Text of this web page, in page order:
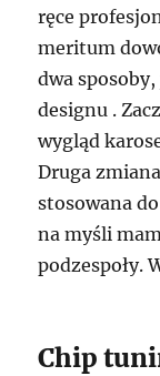
ręce
meritum
dwa
designu .
wygląd
Druga
stosowana
na myśli
podzespoły.
Chip